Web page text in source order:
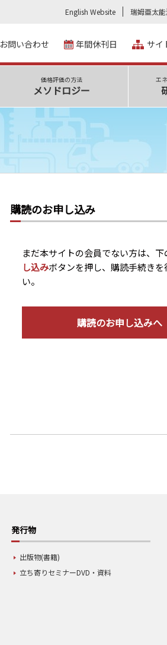
English Website 瑞姆亜太
お問い合わせ 年間休刊日 サイ
価格評価の方法
メソドロジー
エ
購読のお申し込み
まだ本サイトの会員でない方は、下
し込みボタンを押し、購読手続きを
い。
購読のお申し込みへ
発行物
出版物(書籍)
立ち寄りセミナーDVD・資料